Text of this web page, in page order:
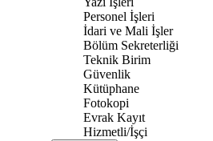
Personel İşleri
İdari ve Mali İşler
Bölüm Sekreterliği
Teknik Birim
Güvenlik
Kütüphane
Fotokopi
Evrak Kayıt
Hizmetli/İşçi